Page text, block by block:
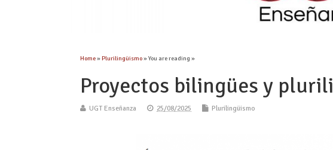
Home»Plurilingüismo» You are reading »
Proyectos bilingües y
UGT Enseñanza 25/08/2025 Plurilingüismo